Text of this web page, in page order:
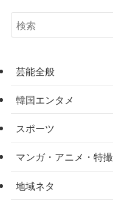
芸能全般
韓国エンタメ
スポーツ
マンガ・アニメ・特撮
地域ネタ